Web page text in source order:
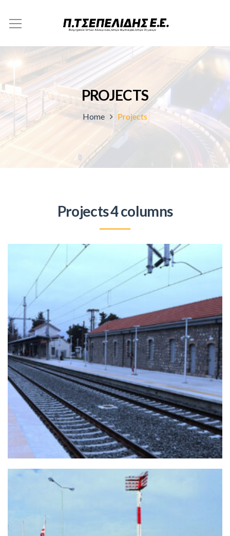
PROJECTS
Home Projects
Projects 4 columns
+
ΣΤΑΘΜΌΣ ΤΡΑΊΝΟΥ ΤΙΘΟΡΈΑ
Ιστος Φωτισμού